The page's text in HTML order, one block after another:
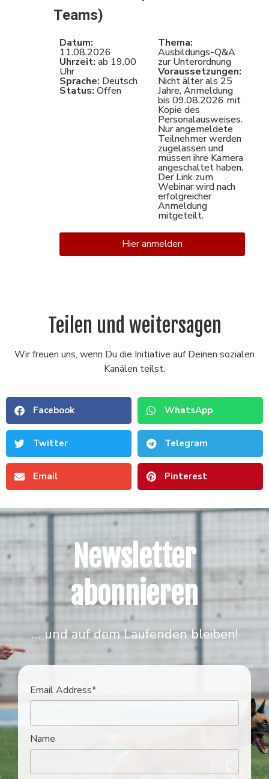
Teams)
Datum:
11.08.2026
Uhrzeit: ab 19.00
Uhr
Sprache: Deutsch
Status: Offen
Thema:
Ausbildungs-Q&A
zur Unterordnung
Voraussetzungen:
Nicht älter als 25
Jahre, Anmeldung
bis 09.08.2026 mit
Kopie des
Personalausweises.
Nur angemeldete
Teilnehmer werden
zugelassen und
müssen ihre Kamera
angeschaltet haben.
Der Link zum
Webinar wird nach
erfolgreicher
Anmeldung
mitgeteilt.
Hier anmelden
Teilen und weitersagen
Wir freuen uns, wenn Du die Initiative auf Deinen sozialen
Kanälen teilst.
Facebook WhatsApp
Twitter Telegram
Email Pinterest
Newsletter
abonnieren
… und auf dem Laufenden bleiben!
Email Address*
Name